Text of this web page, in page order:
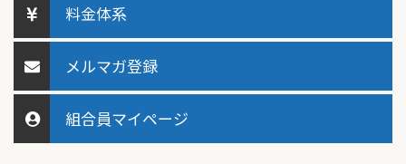
料金体系
メルマガ登録
組合員マイページ